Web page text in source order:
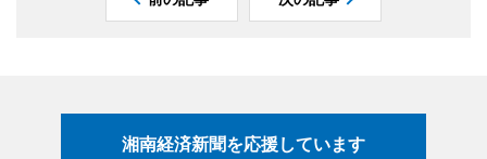
湘南経済新聞を応援しています